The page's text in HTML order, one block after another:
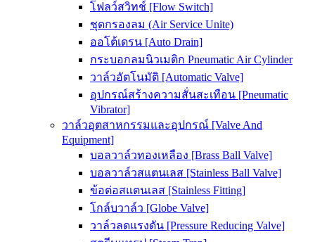
โฟลว์สวิทช์ [Flow Switch]
ชุดกรองลม (Air Service Unite)
ออโต้เดรน [Auto Drain]
กระบอกลมนิวเมติก Pneumatic Air Cylinder
วาล์วอัตโนมัติ [Automatic Valve]
อุปกรณ์สร้างความสั่นสะเทือน [Pneumatic
Vibrator]
วาล์วอุตสาหกรรมและอุปกรณ์ [Valve And
Equipment]
บอลวาล์วทองเหลือง [Brass Ball Valve]
บอลวาล์วสแตนเลส [Stainless Ball Valve]
ข้อต่อสแตนเลส [Stainless Fitting]
โกล์บวาล์ว [Globe Valve]
วาล์วลดแรงดัน [Pressure Reducing Valve]